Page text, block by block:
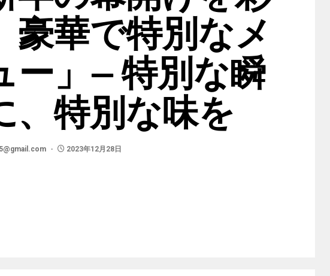
豪華で特別なメ
ー」— 特別な瞬
、特別な味を
2023年12月28日